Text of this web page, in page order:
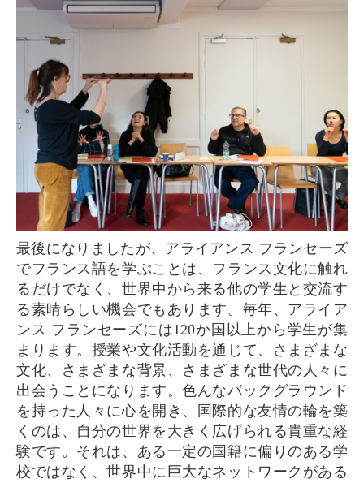
最後になりましたが、アライアンス フランセーズ
でフランス語を学ぶことは、フランス文化に触れ
るだけでなく、世界中から来る他の学生と交流す
る素晴らしい機会でもあります。毎年、アライア
ンス フランセーズには120か国以上から学生が集
まります。授業や文化活動を通じて、さまざまな
文化、さまざまな背景、さまざまな世代の人々に
出会うことになります。色んなバックグラウンド
を持った人々に心を開き、国際的な友情の輪を築
くのは、自分の世界を大きく広げられる貴重な経
験です。それは、ある一定の国籍に偏りのある学
校ではなく、世界中に巨大なネットワークがある